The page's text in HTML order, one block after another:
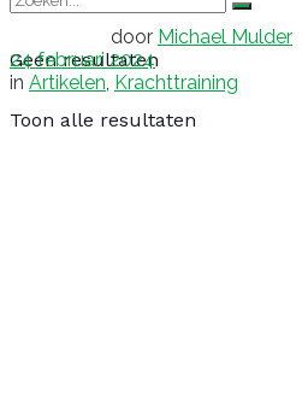
Geen resultaten
Toon alle resultaten
door Michael Mulder
24 februari 2024
in Artikelen, Krachttraining